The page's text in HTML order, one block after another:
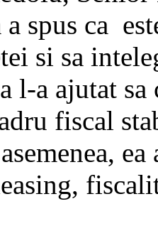
spus ca
si sa
l-a ajutat
fiscal